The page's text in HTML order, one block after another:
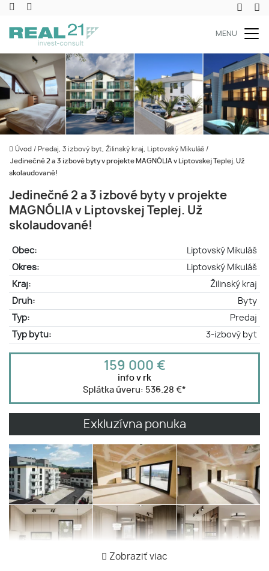
MENU
Úvod / Predaj, 3 izbový byt, Žilinský kraj, Liptovský Mikuláš /
Jedinečné 2 a 3 izbové byty v projekte MAGNÓLIA v Liptovskej Teplej. Už
skolaudované!
Jedinečné 2 a 3 izbové byty v projekte
MAGNÓLIA v Liptovskej Teplej. Už
skolaudované!
Obec:
Liptovský Mikuláš
Okres:
Liptovský Mikuláš
Kraj:
Žilinský kraj
Druh:
Byty
Typ:
Predaj
Typ bytu:
3-izbový byt
159 000 €
info v rk
Splátka úveru: 536.28 €*
Exkluzívna ponuka
Zobraziť viac